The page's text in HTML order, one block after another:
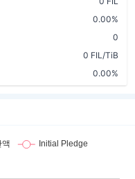
0.00%
0
0 FIL/TiB
0.00%